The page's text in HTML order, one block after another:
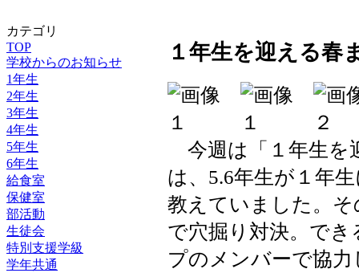
カテゴリ
TOP
学校からのお知らせ
1年生
2年生
3年生
4年生
5年生
6年生
給食室
保健室
部活動
生徒会
特別支援学級
学年共通
１年生を迎える春
今週は「１年生を
は、5.6年生が１年
教えていました。
で穴掘り対決。で
プのメンバーで協